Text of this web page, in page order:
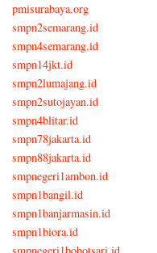
pmisurabaya.org
smpn2semarang.id
smpn4semarang.id
smpn14jkt.id
smpn2lumajang.id
smpn2sutojayan.id
smpn4blitar.id
smpn78jakarta.id
smpn88jakarta.id
smpnegeri1ambon.id
smpn1bangil.id
smpn1banjarmasin.id
smpn1biora.id